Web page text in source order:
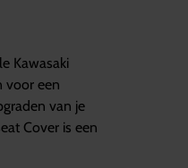
Kawasaki
voor een
van je
Cover is een